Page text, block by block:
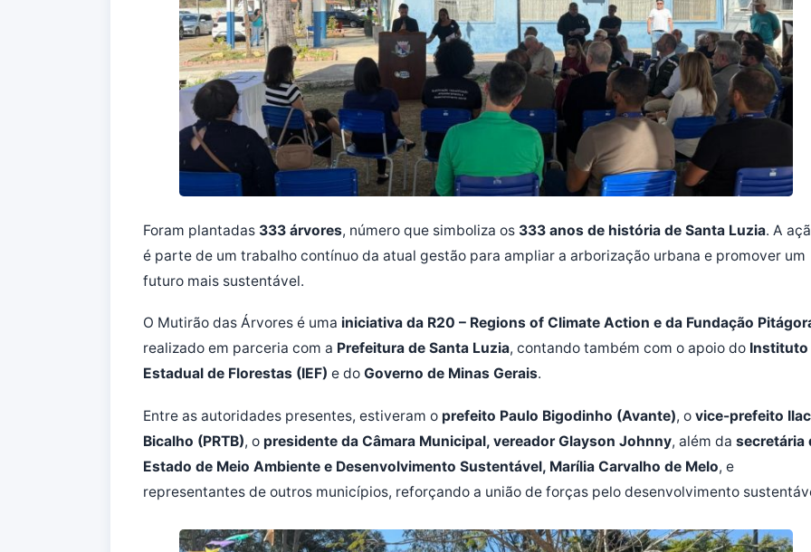
Foram plantadas 333 árvores, número que simboliza os 333 anos de história de Santa Luzia. A
é parte de um trabalho contínuo da atual gestão para ampliar a arborização urbana e promover um
futuro mais sustentável.
O Mutirão das Árvores é uma iniciativa da R20 – Regions of Climate Action e da Fundação
realizado em parceria com a Prefeitura de Santa Luzia, contando também com o apoio do Instituto
Estadual de Florestas (IEF) e do Governo de Minas Gerais.
Entre as autoridades presentes, estiveram o prefeito Paulo Bigodinho (Avante), o vice-prefeito
Bicalho (PRTB), o presidente da Câmara Municipal, vereador Glayson Johnny, além da secretária
Estado de Meio Ambiente e Desenvolvimento Sustentável, Marília Carvalho de Melo, e
representantes de outros municípios, reforçando a união de forças pelo desenvolvimento